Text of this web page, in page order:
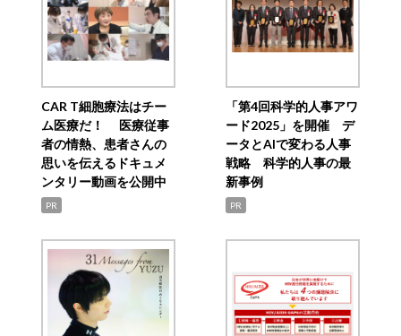
CAR T細胞療法はチー
ム医療だ！ 医療従事
者の情熱、患者さんの
思いを伝えるドキュメ
ンタリー動画を公開中
PR
「第4回科学的人事アワ
ード2025」を開催 デ
ータとAIで変わる人事
戦略 科学的人事の最
新事例
PR